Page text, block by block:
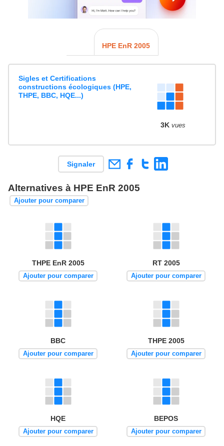
HPE EnR 2005
Sigles et Certifications
constructions écologiques (HPE,
THPE, BBC, HQE...)
3K vues
Signaler
Alternatives à HPE EnR 2005
Ajouter pour comparer
THPE EnR 2005
Ajouter pour comparer
RT 2005
Ajouter pour comparer
BBC
Ajouter pour comparer
THPE 2005
Ajouter pour comparer
HQE
Ajouter pour comparer
BEPOS
Ajouter pour comparer